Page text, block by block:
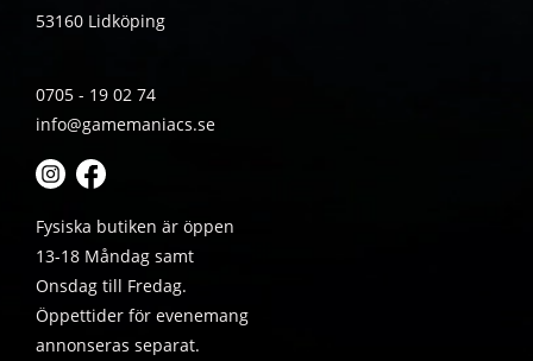
53160 Lidköping
0705 - 19 02 74
info@gamemaniacs.se
Fysiska butiken är öppen
13-18 Måndag samt
Onsdag till Fredag.
Öppettider för evenemang
annonseras separat.